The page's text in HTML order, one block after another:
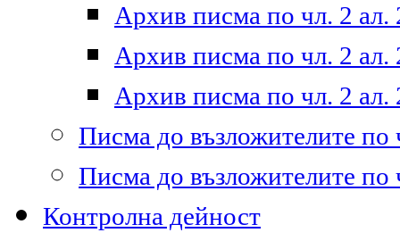
Архив писма по чл. 2 ал.
Архив писма по чл. 2 ал.
Архив писма по чл. 2 ал.
Писма до възложителите по
Писма до възложителите по
Контролна дейност